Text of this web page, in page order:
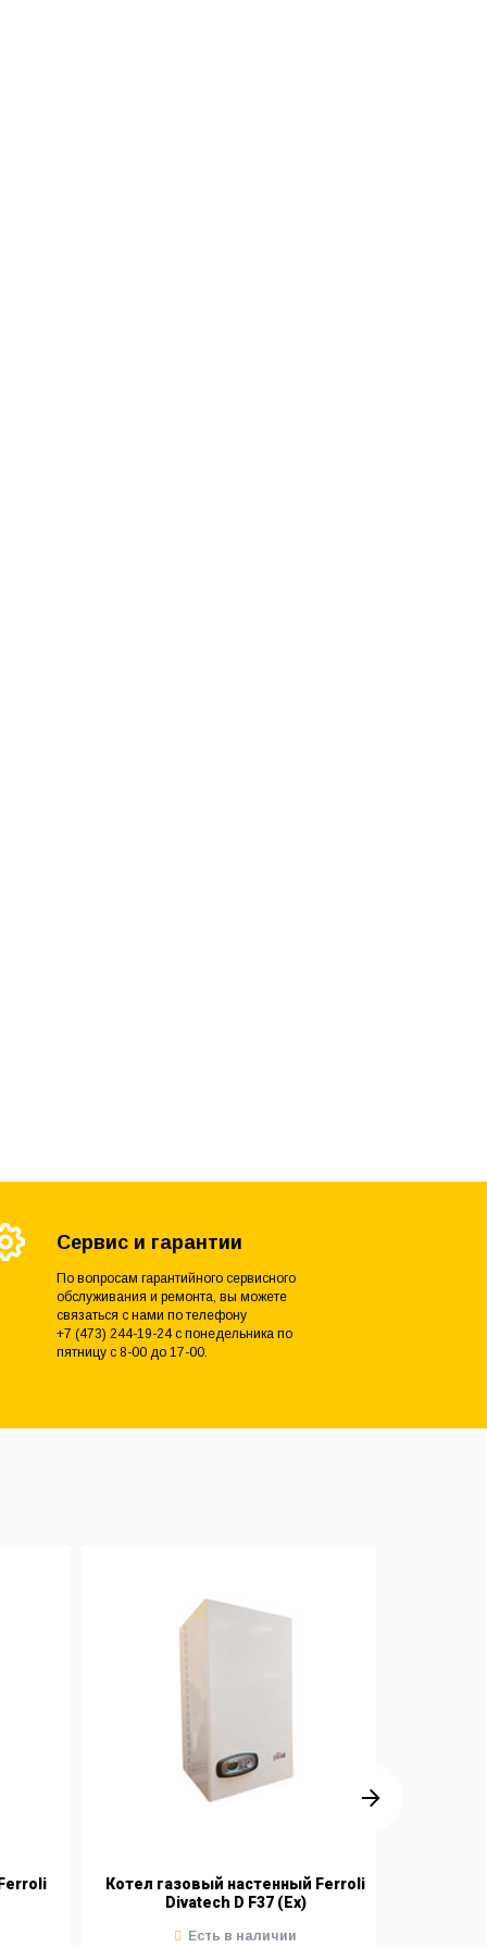
Сервис и гарантии
По вопросам гарантийного сервисного
обслуживания и ремонта, вы можете
связаться с нами по телефону
+7 (473) 244-19-24 с понедельника по
пятницу с 8-00 до 17-00.
Котел газовый настенный Ferroli
Divatech D F37 (Ex)
Есть в наличии